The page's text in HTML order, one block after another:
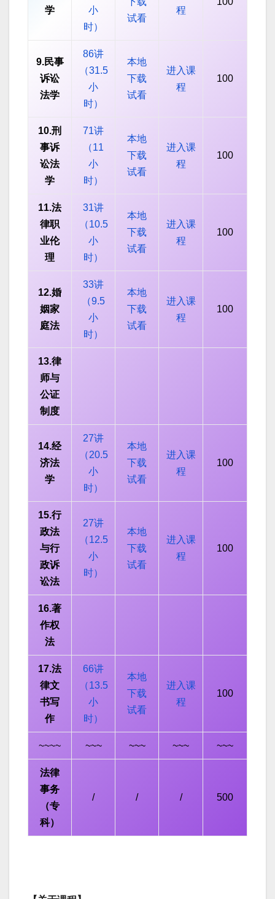
学
小
时）
试看
程
9.民事
诉讼
法学
86讲
（31.5
小
时）
本地
下载
试看
进入课
程
100
10.刑
事诉
讼法
学
71讲
（11
小
时）
本地
下载
试看
进入课
程
100
11.法
律职
业伦
理
31讲
（10.5
小
时）
本地
下载
试看
进入课
程
100
12.婚
姻家
庭法
33讲
（9.5
小
时）
本地
下载
试看
进入课
程
100
13.律
师与
公证
制度
14.经
济法
学
27讲
（20.5
小
时）
本地
下载
试看
进入课
程
100
15.行
政法
与行
政诉
讼法
27讲
（12.5
小
时）
本地
下载
试看
进入课
程
100
16.著
作权
法
17.法
律文
书写
作
66讲
（13.5
小
时）
本地
下载
试看
进入课
程
100
~~~~ ~~~ ~~~ ~~~ ~~~
法律
事务
（专
科）
/ / / 500